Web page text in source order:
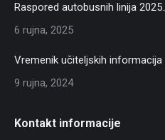
Raspored autobusnih linija
6 rujna, 2025
Vremenik učiteljskih informacija
9 rujna, 2024
Kontakt informacije